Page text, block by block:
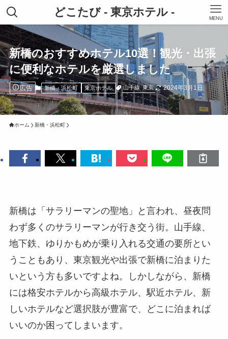
どこたび - 東京ホテル - MENU
新橋のおすすめホテル10選！観光・出張
に便利なホテルを厳選しました
広告 新橋・浜松町 東京ホテル 山手線 東京 2024年3月1日
ホーム 新橋・浜松町
新橋は「サラリーマンの聖地」と言われ、昼夜問
わず多くのサラリーマンが行き交う街。山手線、
地下鉄、ゆりかもめが乗り入れる交通の要所とい
うこともあり、東京観光や出張で新橋に泊まりた
いという方も多いですよね。しかしながら、新橋
には格安ホテルから高級ホテル、駅近ホテル、新
しいホテルなど選択肢が豊富で、どこに泊まれば
いいのか困ってしまいます。